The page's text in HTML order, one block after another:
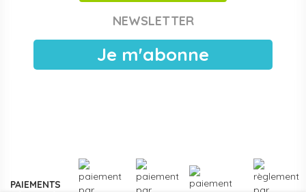
publiques, EAJE municipales et services pétite enfance
électronique, livraison France entière. Voir les
devis pour collectivités.
ou un renouvellement de matériel.
NEWSLETTER
Je m'abonne
PAIEMENTS